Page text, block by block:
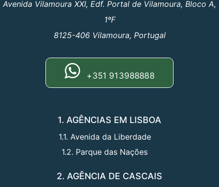
Avenida Vilamoura XXI, Edf. Portal de Vilamoura, Bloco A,
1ºF
8125-406 Vilamoura, Portugal
+351 913988888
1. AGÊNCIAS EM LISBOA
1.1. Avenida da Liberdade
1.2. Parque das Nações
2. AGÊNCIA DE CASCAIS